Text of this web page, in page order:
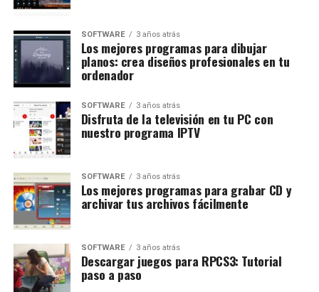
SOFTWARE 3 años atrás
Los mejores programas para dibujar
planos: crea diseños profesionales en tu
ordenador
SOFTWARE 3 años atrás
Disfruta de la televisión en tu PC con
nuestro programa IPTV
SOFTWARE 3 años atrás
Los mejores programas para grabar CD y
archivar tus archivos fácilmente
SOFTWARE 3 años atrás
Descargar juegos para RPCS3: Tutorial
paso a paso